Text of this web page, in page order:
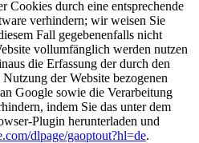
Cookies durch eine entsprechende
verhindern; wir weisen Sie
Fall gegebenenfalls nicht
vollumfänglich werden nutzen
die Erfassung der durch den
der Website bezogenen
Google sowie die Verarbeitung
indem Sie das unter dem
Plugin herunterladen und
dlpage/gaoptout?hl=de.